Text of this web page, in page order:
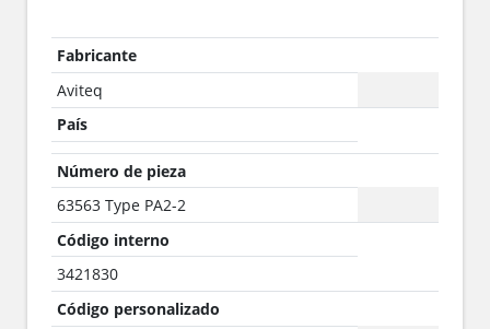
Fabricante
Aviteq
País
Número de pieza
63563 Type PA2-2
Código interno
3421830
Código personalizado